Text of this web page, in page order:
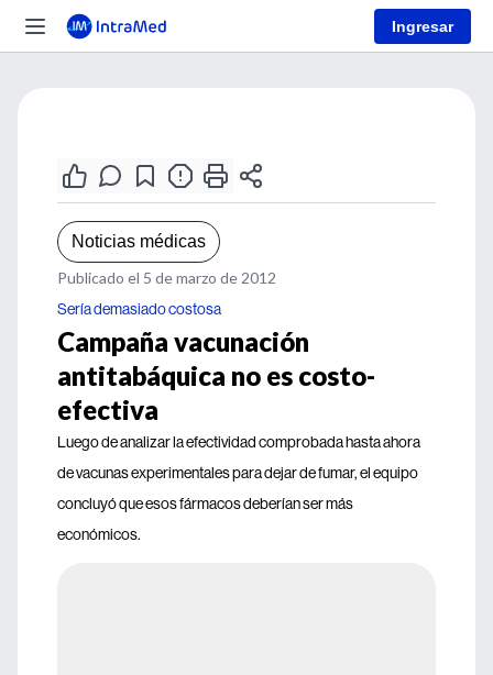
Ingresar
Noticias médicas
Publicado el 5 de marzo de 2012
Sería demasiado costosa
Campaña vacunación
antitabáquica no es costo-
efectiva
Luego de analizar la efectividad comprobada hasta ahora
de vacunas experimentales para dejar de fumar, el equipo
concluyó que esos fármacos deberían ser más
económicos.